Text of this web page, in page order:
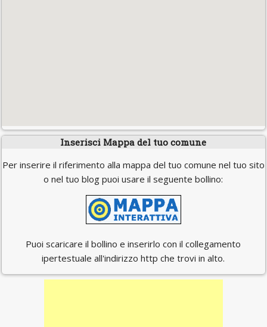
Inserisci Mappa del tuo comune
Per inserire il riferimento alla mappa del tuo comune nel tuo sito
o nel tuo blog puoi usare il seguente bollino:
Puoi scaricare il bollino e inserirlo con il collegamento
ipertestuale all'indirizzo http che trovi in alto.